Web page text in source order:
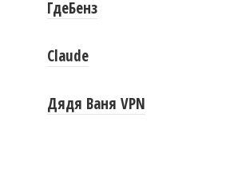
ГдеБенз
Claude
Дядя Ваня VPN